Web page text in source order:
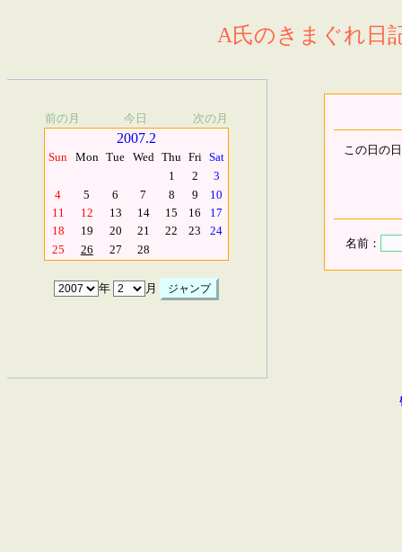
A氏のきまぐれ日
前の月 今日 次の月
2007.2
Sun Mon Tue Wed Thu Fri Sat
1
2
3
4
5 6 7 8 9
10
11
12 13 14 15 16
17
18
19 20 21 22 23
24
25
26 27 28
年 月
この日の
名前：